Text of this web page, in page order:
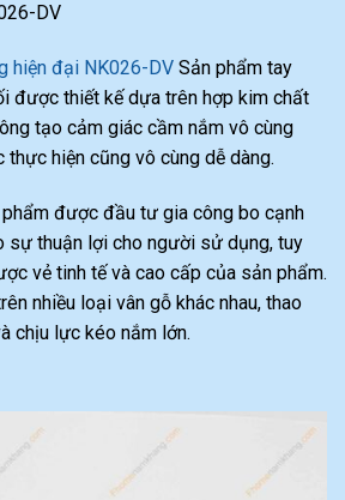
DV
hiện đại NK026-DV Sản phẩm tay
được thiết kế dựa trên hợp kim chất
tạo cảm giác cầm nắm vô cùng
thực hiện cũng vô cùng dễ dàng.
được đầu tư gia công bo cạnh
sự thuận lợi cho người sử dụng, tuy
vẻ tinh tế và cao cấp của sản phẩm.
nhiều loại vân gỗ khác nhau, thao
chịu lực kéo nắm lớn.